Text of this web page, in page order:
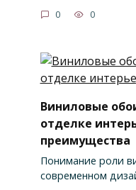
0 0
Виниловые
отделке
преимущества
Понимание роли
современном